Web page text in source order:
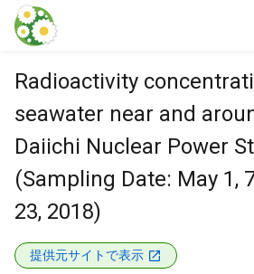
本文に飛ぶ
Radioactivity
seawater near and
Daiichi Nuclear Power
(Sampling Date: May 1,
23, 2018)
提供元サイトで表示